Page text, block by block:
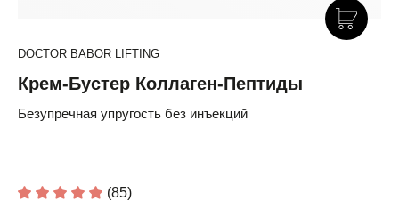
DOCTOR BABOR LIFTING
Крем-Бустер Коллаген-Пептиды
Безупречная упругость без инъекций
(85)